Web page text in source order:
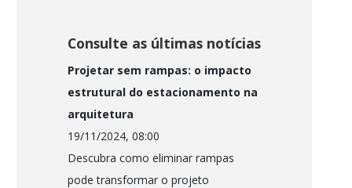
Consulte as últimas notícias
Projetar sem rampas: o impacto
estrutural do estacionamento na
arquitetura
19/11/2024, 08:00
Descubra como eliminar rampas
pode transformar o projeto